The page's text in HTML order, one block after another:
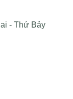
- Thứ Bảy